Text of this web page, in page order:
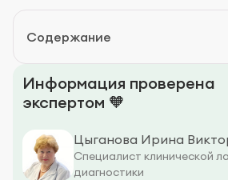
Содержание
Профилактика
Информация проверена
экспертом 🧡
Цыганова Ирина
Специалист клинической
диагностики